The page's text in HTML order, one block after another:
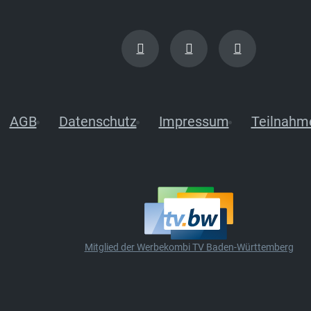
AGB Datenschutz Impressum
Mitglied der Werbekombi TV Baden-Württemberg